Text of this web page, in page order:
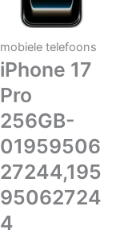
mobiele telefoons
iPhone 17
Pro
256GB-
01959506
27244,195
95062724
4